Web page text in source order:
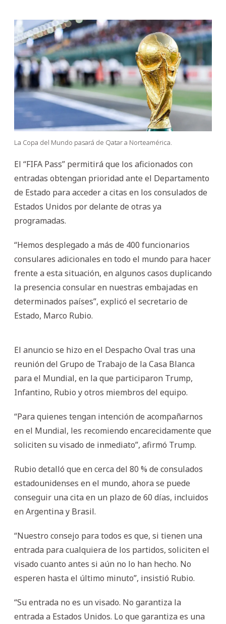
La Copa del Mundo pasará de Qatar a Norteamérica.
El “FIFA Pass” permitirá que los aficionados con
entradas obtengan prioridad ante el Departamento
de Estado para acceder a citas en los consulados de
Estados Unidos por delante de otras ya
programadas.
“Hemos desplegado a más de 400 funcionarios
consulares adicionales en todo el mundo para hacer
frente a esta situación, en algunos casos duplicando
la presencia consular en nuestras embajadas en
determinados países”, explicó el secretario de
Estado, Marco Rubio.
El anuncio se hizo en el Despacho Oval tras una
reunión del Grupo de Trabajo de la Casa Blanca
para el Mundial, en la que participaron Trump,
Infantino, Rubio y otros miembros del equipo.
“Para quienes tengan intención de acompañarnos
en el Mundial, les recomiendo encarecidamente que
soliciten su visado de inmediato”, afirmó Trump.
Rubio detalló que en cerca del 80 % de consulados
estadounidenses en el mundo, ahora se puede
conseguir una cita en un plazo de 60 días, incluidos
en Argentina y Brasil.
“Nuestro consejo para todos es que, si tienen una
entrada para cualquiera de los partidos, soliciten el
visado cuanto antes si aún no lo han hecho. No
esperen hasta el último minuto”, insistió Rubio.
“Su entrada no es un visado. No garantiza la
entrada a Estados Unidos. Lo que garantiza es una